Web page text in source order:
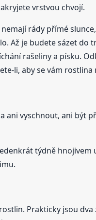
vrstvou chvojí.
rády přímé
Až je budete sázet
rašeliny a písku.
li, aby se vám
vyschnout, ani být
týdně
Prakticky jsou